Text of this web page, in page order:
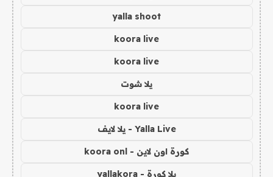
yalla shoot
koora live
koora live
يلا شوت
koora live
Yalla Live - يلا لايف
كورة اون لاين - koora onl
يلا كورة - yallakora